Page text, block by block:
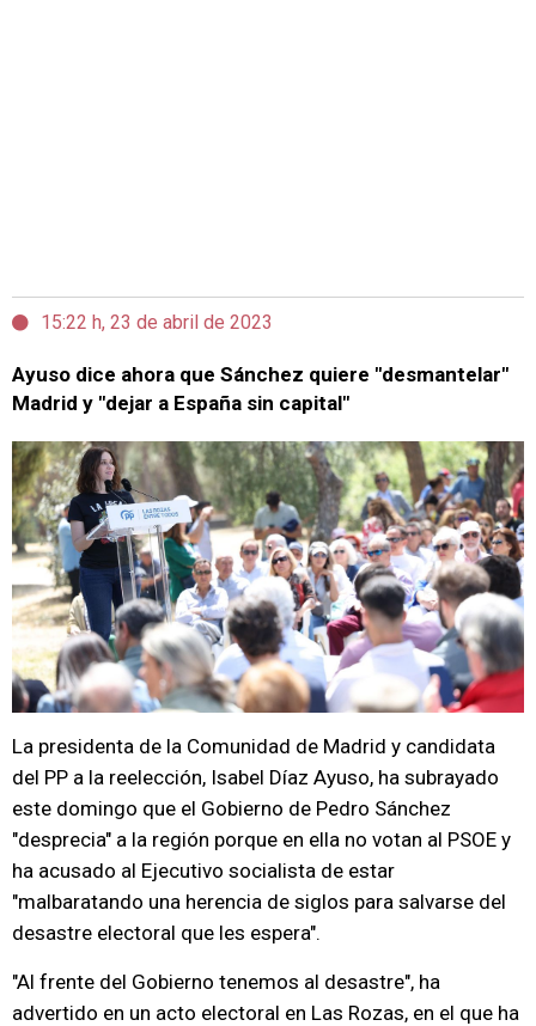
15:22 h, 23 de abril de 2023
Ayuso dice ahora que Sánchez quiere "desmantelar"
Madrid y "dejar a España sin capital"
La presidenta de la Comunidad de Madrid y candidata
del PP a la reelección, Isabel Díaz Ayuso, ha subrayado
este domingo que el Gobierno de Pedro Sánchez
"desprecia" a la región porque en ella no votan al PSOE y
ha acusado al Ejecutivo socialista de estar
"malbaratando una herencia de siglos para salvarse del
desastre electoral que les espera".
"Al frente del Gobierno tenemos al desastre", ha
advertido en un acto electoral en Las Rozas, en el que ha